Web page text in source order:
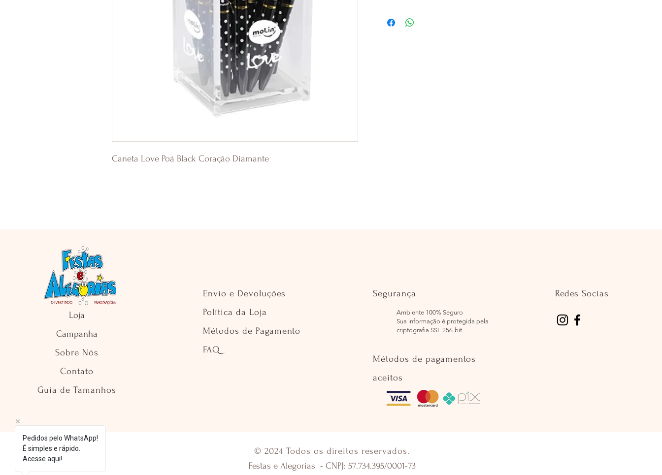
Caneta Love Poá Black Coração Diamante
Loja
Campanha
Sobre Nós
Contato
Guia de Tamanhos
Envio e Devoluções
Política da Loja
Métodos de Pagamento
FAQ
Segurança
Ambiente 100% Seguro
Sua informação é protegida pela
criptografia SSL 256-bit.
Métodos de pagamentos
aceitos
Redes Socias
© 2024 Todos os direitos reservados.
Festas e Alegorias - CNPJ: 57.734.395/0001-73
Pedidos pelo WhatsApp!
É simples e rápido.
Acesse aqui!